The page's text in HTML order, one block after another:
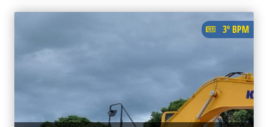
3º BPM